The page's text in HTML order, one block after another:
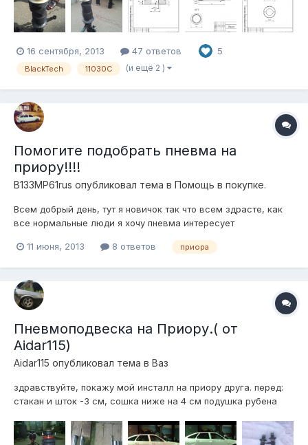
16 сентября, 2013 47 ответов 5
BlackTech 11030C (и ещё 2 )
Помогите подобрать пневма на
приору!!!!
B133MP61rus опубликовал тема в Помощь в покупке.
Всем добрый день, тут я новичок так что всем здрасте, как
все нормальные люди я хочу пневма интересует
хотя-бы по чуть выше протектора колеса, стоки будут стоять
ресивер думаю Камаз, хочу 2-...
11 июня, 2013 8 ответов приора
Пневмоподвеска на Приору.( от
Aidar115)
Aidar115 опубликовал тема в Ваз
здравствуйте, покажу мой инсталл на приору друга. перед:
стакан и шток -3 см, сошка ниже на 4 см подушка рубена
быстросьем отбойник 1 см зад: короткие стойки. 44мм
корпус - 5см шток и корпус, прокачанные на по жестче.